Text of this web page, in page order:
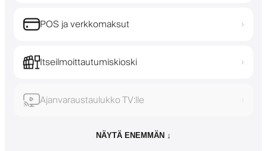
POS ja verkkomaksut ›
Itseilmoittautumiskioski ›
Ajanvaraustaulukko TV:lle ›
NÄYTÄ ENEMMÄN ↓